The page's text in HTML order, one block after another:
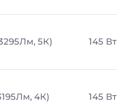
5К) 145 Вт
4К) 145 Вт